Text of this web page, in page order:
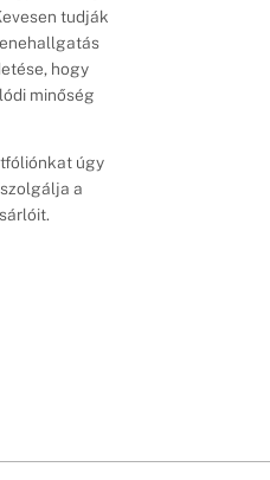
tudják
hogy
minőség
úgy
a